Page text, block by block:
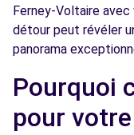
Voir l'agence
VETRAZ-
ROUTE DE
VETRAZ-
Ferney-Voltaire
détour peut révéler
panorama
Pourquoi
pour